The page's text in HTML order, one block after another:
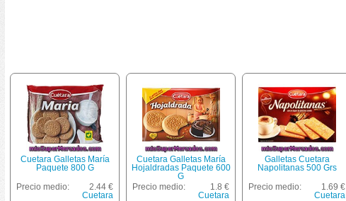
Cuetara Galletas María
Paquete 800 G
Precio medio:
2.44 €
Cuetara
Cuetara Galletas María
Hojaldradas Paquete 600
G
Precio medio:
1.8 €
Cuetara
Galletas Cuetara
Napolitanas 500 Grs
Precio medio:
1.69 €
Cuetara